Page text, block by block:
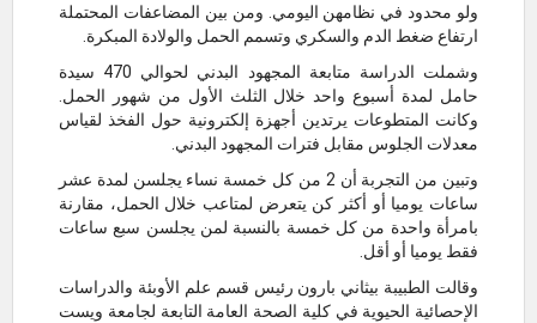
ولو محدود في نظامهن اليومي. ومن بين المضاعفات المحتملة
ارتفاع ضغط الدم والسكري وتسمم الحمل والولادة المبكرة.
وشملت الدراسة متابعة المجهود البدني لحوالي 470 سيدة
حامل لمدة أسبوع واحد خلال الثلث الأول من شهور الحمل.
وكانت المتطوعات يرتدين أجهزة إلكترونية حول الفخذ لقياس
معدلات الجلوس مقابل فترات المجهود البدني.
وتبين من التجربة أن 2 من كل خمسة نساء يجلسن لمدة عشر
ساعات يوميا أو أكثر كن يتعرض لمتاعب خلال الحمل، مقارنة
بامرأة واحدة من كل خمسة بالنسبة لمن يجلسن سبع ساعات
فقط يوميا أو أقل.
وقالت الطبيبة بيثاني بارون رئيس قسم علم الأوبئة والدراسات
الإحصائية الحيوية في كلية الصحة العامة التابعة لجامعة ويست